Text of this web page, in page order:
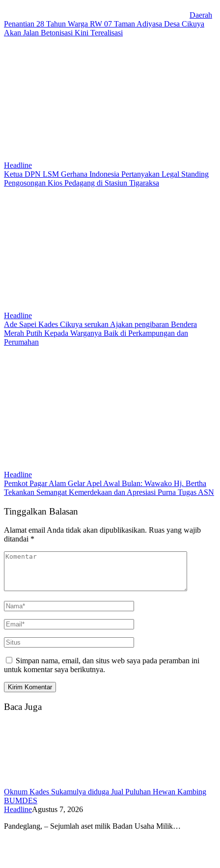
Daerah
Penantian 28 Tahun Warga RW 07 Taman Adiyasa Desa Cikuya
Akan Jalan Betonisasi Kini Terealisasi
Headline
Ketua DPN LSM Gerhana Indonesia Pertanyakan Legal Standing
Pengosongan Kios Pedagang di Stasiun Tigaraksa
Headline
Ade Sapei Kades Cikuya serukan Ajakan pengibaran Bendera
Merah Putih Kepada Warganya Baik di Perkampungan dan
Perumahan
Headline
Pemkot Pagar Alam Gelar Apel Awal Bulan: Wawako Hj. Bertha
Tekankan Semangat Kemerdekaan dan Apresiasi Purna Tugas ASN
Tinggalkan Balasan
Alamat email Anda tidak akan dipublikasikan. Ruas yang wajib
ditandai *
Simpan nama, email, dan situs web saya pada peramban ini
untuk komentar saya berikutnya.
Baca Juga
Oknum Kades Sukamulya diduga Jual Puluhan Hewan Kambing
BUMDES
HeadlineAgustus 7, 2026
Pandeglang, – Sejumlah aset milik Badan Usaha Milik…